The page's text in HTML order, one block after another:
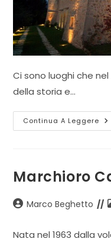
Ci sono luoghi che
della storia e…
Continua A Leggere
Marchioro
AutoreMarco Beghetto
Nata nel 1963 dalla